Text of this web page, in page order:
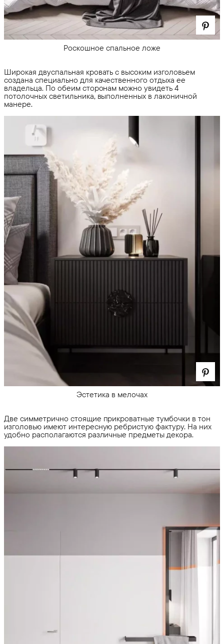
Роскошное спальное ложе
Широкая двуспальная кровать с высоким изголовьем
создана специально для качественного отдыха ее
владельца. По обеим сторонам можно увидеть 4
потолочных светильника, выполненных в лаконичной
манере.
Эстетика в мелочах
Две симметрично стоящие прикроватные тумбочки в тон
изголовью имеют интересную ребристую фактуру. На них
удобно располагаются различные предметы декора.